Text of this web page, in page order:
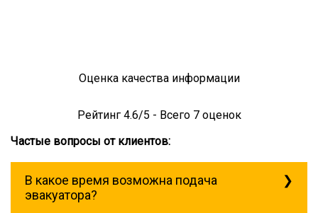
Оценка качества информации
Рейтинг 4.6/5 - Всего 7оценок
Частые вопросы от клиентов:
В какое время возможна подача
эвакуатора?